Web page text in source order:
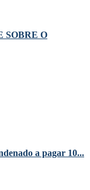
SOBRE O
a pagar 10...